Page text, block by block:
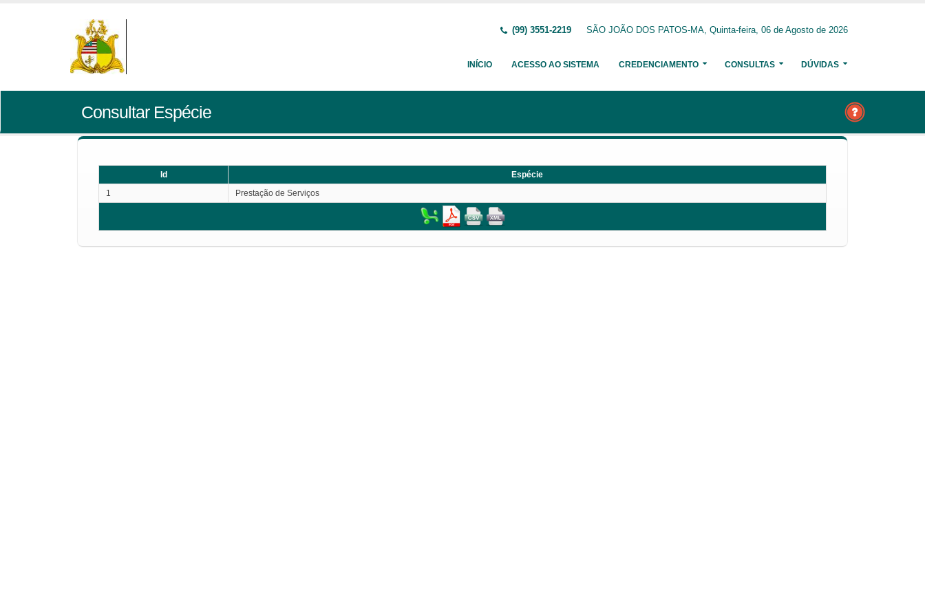
(99) 3551-2219 SÃO JOÃO DOS PATOS-MA, Quinta-feira, 06 de Agosto de 2026
INÍCIO ACESSO AO SISTEMA CREDENCIAMENTO CONSULTAS DÚVIDAS
Consultar Espécie
Id
Espécie
1
Prestação de Serviços